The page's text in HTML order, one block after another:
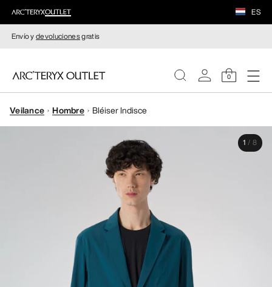
ES
Envío ydevolucionesgratis
0
MUJERE
Veilance Hombre Bléiser Indisce
1 / 8